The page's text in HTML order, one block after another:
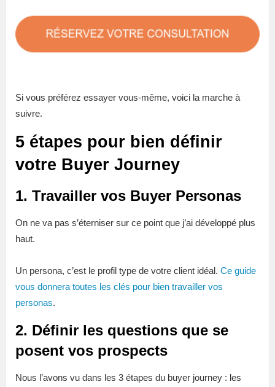
Si vous préférez essayer vous-même, voici la marche à
suivre.
5 étapes pour bien définir
votre Buyer Journey
1. Travailler vos Buyer Personas
On ne va pas s’éterniser sur ce point que j’ai développé plus
haut.
Un persona, c’est le profil type de votre client idéal. Ce guide
vous donnera toutes les clés pour bien travailler vos
personas.
2. Définir les questions que se
posent vos prospects
Nous l’avons vu dans les 3 étapes du buyer journey : les